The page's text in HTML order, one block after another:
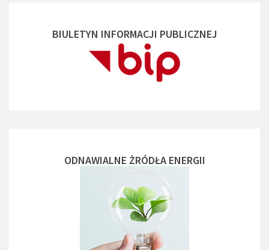
BIULETYN INFORMACJI PUBLICZNEJ
ODNAWIALNE ŻRÓDŁA ENERGII